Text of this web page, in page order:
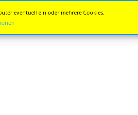
eventuell ein oder mehrere Cookies.